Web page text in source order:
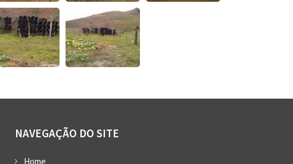
NAVEGAÇÃO DO SITE
Home